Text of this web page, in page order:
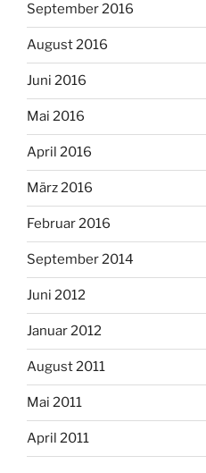
September 2016
August 2016
Juni 2016
Mai 2016
April 2016
März 2016
Februar 2016
September 2014
Juni 2012
Januar 2012
August 2011
Mai 2011
April 2011